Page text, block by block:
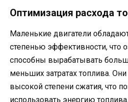
Оптимизация расхода
Маленькие двигатели
степенью эффективности, что
способны вырабатывать
меньших затратах топлива.
высокой степени сжатия, что
использовать энергию топлива.